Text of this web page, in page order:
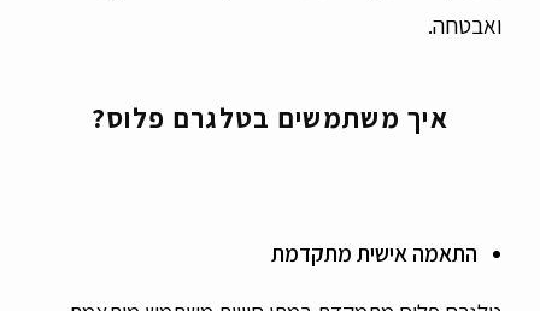
ואבטחה.
איך משתמשים בטלגרם פלוס?
התאמה אישית מתקדמת